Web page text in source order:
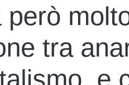
però
tra
e